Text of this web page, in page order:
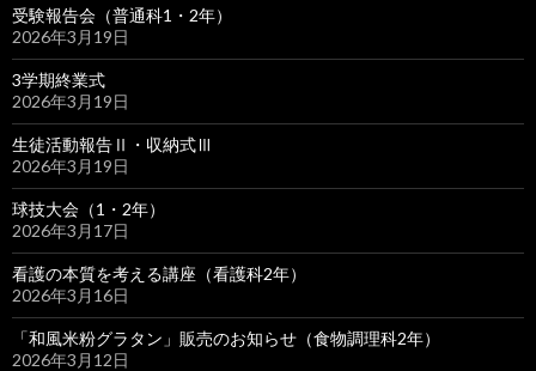
受験報告会（普通科1・2年）
2026年3月19日
3学期終業式
2026年3月19日
生徒活動報告Ⅱ・収納式Ⅲ
2026年3月19日
球技大会（1・2年）
2026年3月17日
看護の本質を考える講座（看護科2年）
2026年3月16日
「和風米粉グラタン」販売のお知らせ（食物調理科2年）
2026年3月12日